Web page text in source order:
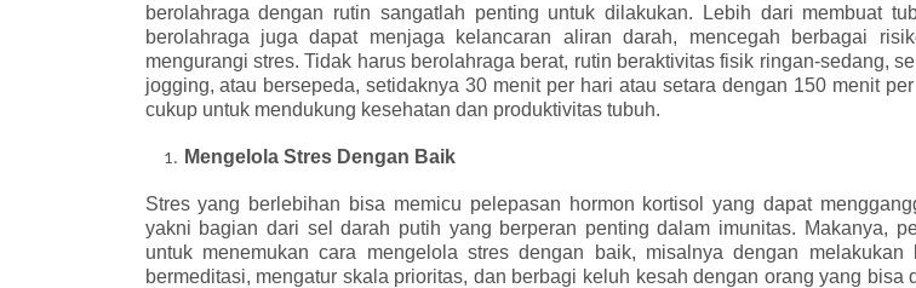
berolahraga dengan rutin sangatlah penting untuk dilakukan. Lebih dari membuat
berolahraga juga dapat menjaga kelancaran aliran darah, mencegah berbagai
mengurangi stres. Tidak harus berolahraga berat, rutin beraktivitas fisik ringan-sedang,
jogging, atau bersepeda, setidaknya 30 menit per hari atau setara dengan 150 menit
cukup untuk mendukung kesehatan dan produktivitas tubuh.
Mengelola Stres Dengan Baik
Stres yang berlebihan bisa memicu pelepasan hormon kortisol yang dapat
yakni bagian dari sel darah putih yang berperan penting dalam imunitas. Makanya,
untuk menemukan cara mengelola stres dengan baik, misalnya dengan melakukan
bermeditasi, mengatur skala prioritas, dan berbagi keluh kesah dengan orang yang bisa